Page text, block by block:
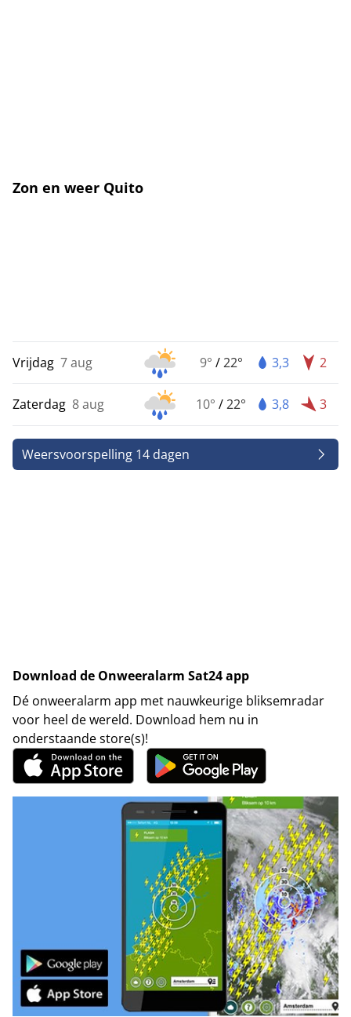
Zon en weer Quito
Vrijdag 7 aug 9° /22° 3,3 2
Zaterdag 8 aug 10° /22° 3,8 3
Weersvoorspelling 14 dagen
Download de Onweeralarm Sat24 app
Dé onweeralarm app met nauwkeurige bliksemradar
voor heel de wereld. Download hem nu in
onderstaande store(s)!